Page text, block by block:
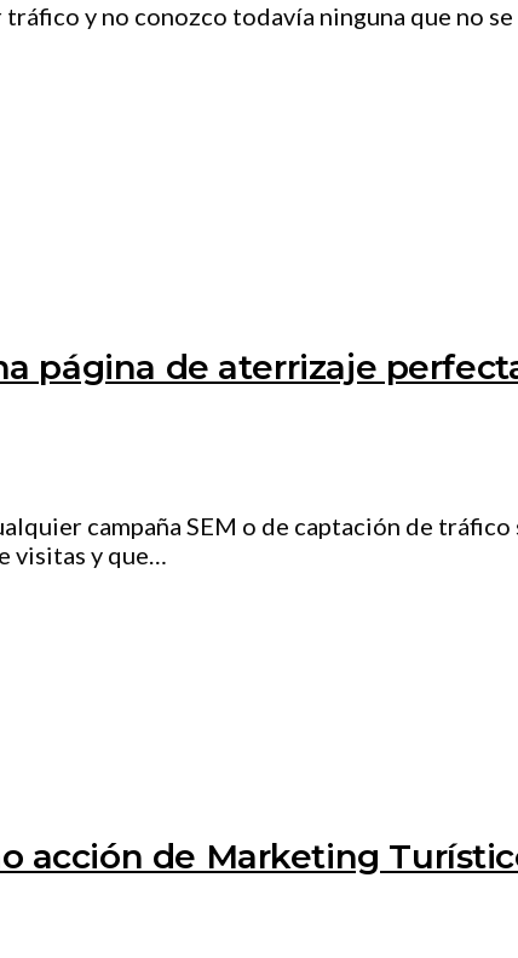
y no conozco todavía ninguna que no
página de aterrizaje
campaña SEM o de captación de
visitas y que…
acción de Marketing